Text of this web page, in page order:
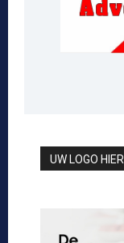
UW LOGO HIER